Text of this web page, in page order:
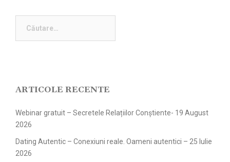
după:
ARTICOLE RECENTE
Webinar gratuit – Secretele Relațiilor Conștiente- 19 August
2026
Dating Autentic – Conexiuni reale. Oameni autentici – 25 Iulie
2026